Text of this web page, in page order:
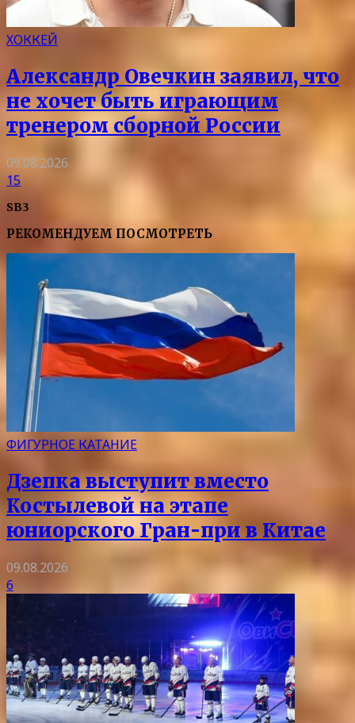
ХОККЕЙ
Александр Овечкин заявил, что
не хочет быть играющим
тренером сборной России
09.08.2026
15
SB3
РЕКОМЕНДУЕМ ПОСМОТРЕТЬ
ФИГУРНОЕ КАТАНИЕ
Дзепка выступит вместо
Костылевой на этапе
юниорского Гран-при в Китае
09.08.2026
6